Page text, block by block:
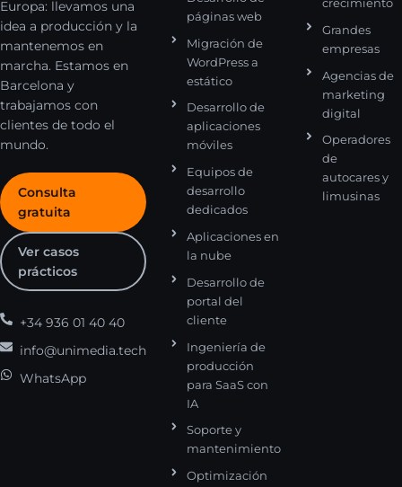
Europa: llevamos una
idea a producción y la
mantenemos en
marcha. Estamos en
Barcelona y
trabajamos con
clientes de todo el
mundo.
Consulta
gratuita
Ver casos
prácticos
+34 936 01 40 40
info@unimedia.tech
WhatsApp
páginas web
Migración de
WordPress a
estático
Desarrollo de
aplicaciones
móviles
Equipos de
desarrollo
dedicados
Aplicaciones en
la nube
Desarrollo de
portal del
cliente
Ingeniería de
producción
para SaaS con
IA
Soporte y
mantenimiento
Optimización
crecimiento
Grandes
empresas
Agencias de
marketing
digital
Operadores
de
autocares y
limusinas